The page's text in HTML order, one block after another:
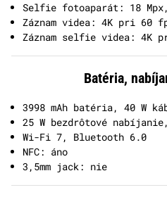
Selfie fotoaparát: 18
Záznam videa: 4K pri 60
Záznam selfie videa: 4K
Batéria,
3998 mAh batéria, 40 W
25 W bezdrôtové
Wi-Fi 7, Bluetooth 6.0
NFC: áno
3,5mm jack: nie